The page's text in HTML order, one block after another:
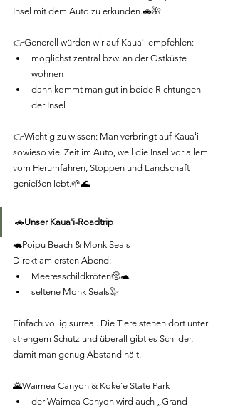
Insel mit dem Auto zu erkunden.🚗🌺
👉Generell würden wir auf Kauaʻi empfehlen:
möglichst zentral bzw. an der Ostküste
wohnen
dann kommt man gut in beide Richtungen
der Insel
👉Wichtig zu wissen: Man verbringt auf Kauaʻi
sowieso viel Zeit im Auto, weil die Insel vor allem
vom Herumfahren, Stoppen und Landschaft
genießen lebt.🌱🌊
🚗Unser Kaua'i-Roadtrip
🐢Poipu Beach & Monk Seals
Direkt am ersten Abend:
Meeresschildkröten🥺🐢
seltene Monk Seals🦭
Einfach völlig surreal. Die Tiere stehen dort unter
strengem Schutz und überall gibt es Schilder,
damit man genug Abstand hält.
🌄Waimea Canyon & Koke´e State Park
der Waimea Canyon wird auch „Grand